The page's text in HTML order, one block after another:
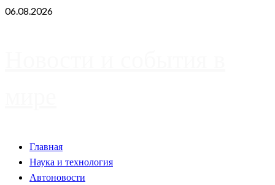
Skip
06.08.2026
PrimaryГлавная
Наука и технология
Автоновости